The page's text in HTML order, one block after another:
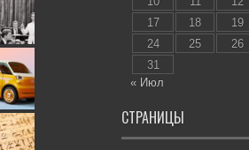
17
18 19
24
25 26
31
« Июл
СТРАНИЦЫ